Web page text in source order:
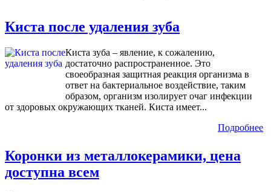
Киста после удаления зуба
Киста зуба – явление, к сожалению,
достаточно распространенное. Это
своеобразная защитная реакция организма в
ответ на бактериальное воздействие, таким
образом, организм изолирует очаг инфекции
от здоровых окружающих тканей. Киста имеет...
Подробнее
Коронки из металлокерамики, цена
доступна всем